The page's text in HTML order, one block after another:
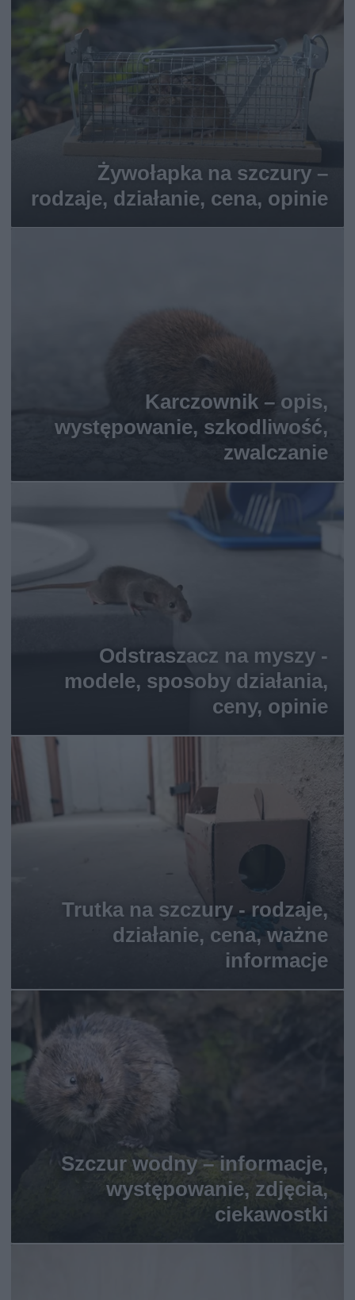
Żywołapka na szczury –
rodzaje, działanie, cena, opinie
Karczownik – opis,
występowanie, szkodliwość,
zwalczanie
Odstraszacz na myszy -
modele, sposoby działania,
ceny, opinie
Trutka na szczury - rodzaje,
działanie, cena, ważne
informacje
Szczur wodny – informacje,
występowanie, zdjęcia,
ciekawostki